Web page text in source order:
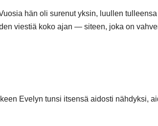
hän oli surenut yksin, luullen tulleensa
viestiä koko ajan — siteen, joka on
Evelyn tunsi itsensä aidosti nähdyksi,